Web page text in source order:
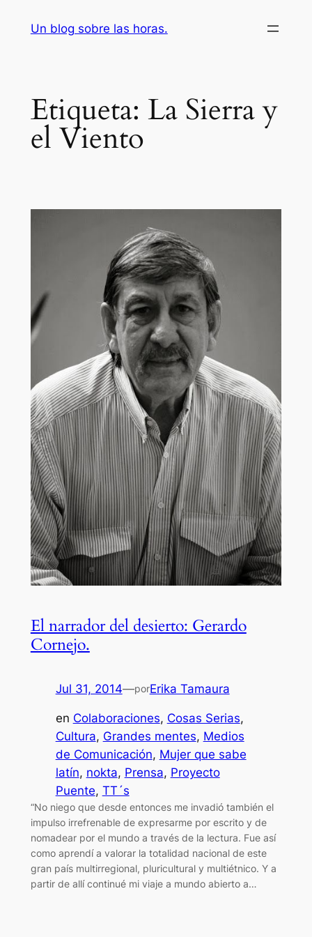
Un blog sobre las horas.
Etiqueta: La Sierra y
el Viento
El narrador del desierto: Gerardo
Cornejo.
Jul 31, 2014—porErika Tamaura
en Colaboraciones, Cosas Serias
Cultura, Grandes mentes, Medios
de Comunicación, Mujer que sabe
latín, nokta, Prensa, Proyecto
Puente, TT´s
“No niego que desde entonces me invadió también el
impulso irrefrenable de expresarme por escrito y de
nomadear por el mundo a través de la lectura. Fue así
como aprendí a valorar la totalidad nacional de este
gran país multirregional, pluricultural y multiétnico. Y a
partir de allí continué mi viaje a mundo abierto a…